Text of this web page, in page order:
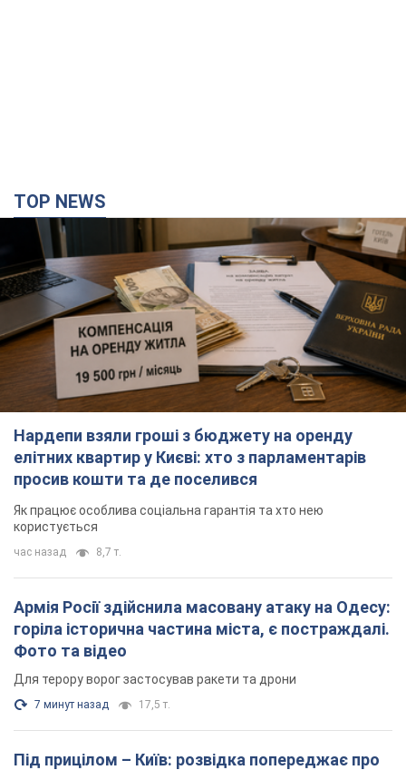
TOP NEWS
Нардепи взяли гроші з бюджету на оренду
елітних квартир у Києві: хто з парламентарів
просив кошти та де поселився
Як працює особлива соціальна гарантія та хто нею
користується
час назад 8,7 т.
Армія Росії здійснила масовану атаку на Одесу:
горіла історична частина міста, є постраждалі.
Фото та відео
Для терору ворог застосував ракети та дрони
7 минут назад 17,5 т.
Під прицілом – Київ: розвідка попереджає про